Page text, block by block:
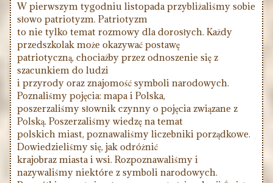
W pierwszym tygodniu listopada przybliżaliśmy sobie
słowo patriotyzm. Patriotyzm
to nie tylko temat rozmowy dla dorosłych. Każdy
przedszkolak może okazywać postawę
patriotyczną, chociażby przez odnoszenie się z
szacunkiem do ludzi
i przyrody oraz znajomość symboli narodowych.
Poznaliśmy pojęcia: mapa i Polska,
poszerzaliśmy słownik czynny o pojęcia związane z
Polską. Poszerzaliśmy wiedzę na temat
polskich miast, poznawaliśmy liczebniki porządkowe.
Dowiedzieliśmy się, jak odróżnić
krajobraz miasta i wsi. Rozpoznawaliśmy i
nazywaliśmy niektóre z symboli narodowych.